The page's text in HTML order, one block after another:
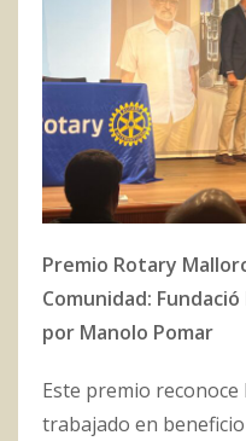
Premio Rotary
Comunidad:
por Manolo Pomar
Este premio
trabajado en